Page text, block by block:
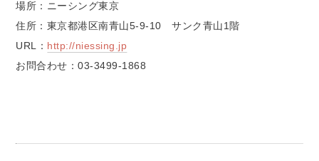
場所：ニーシング東京
住所：東京都港区南青山5-9-10 サンク青山1階
URL： http://niessing.jp
お問合わせ：03-3499-1868